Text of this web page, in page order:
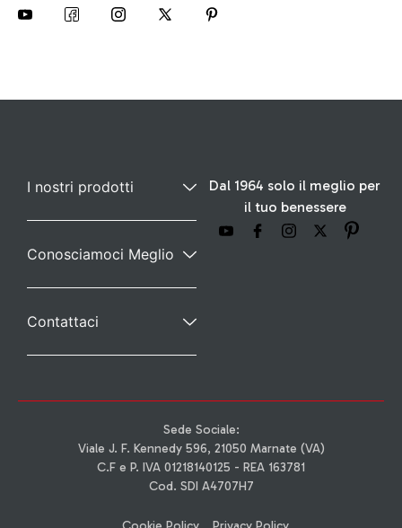
Dal 1964 solo il meglio per
il tuo benessere
I nostri prodotti
Conosciamoci Meglio
Contattaci
Sede Sociale:
Viale J. F. Kennedy 596, 21050 Marnate (VA)
C.F e P. IVA 01218140125 - REA 163781
Cod. SDI A4707H7